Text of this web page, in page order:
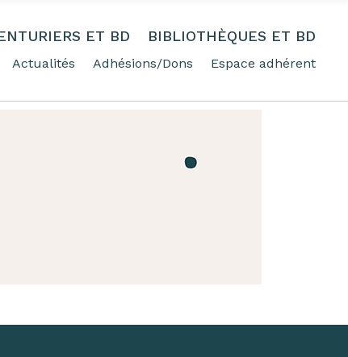
ET BD BIBLIOTHÈQUES ET BD
Actualités Adhésions/Dons Espace adhérent